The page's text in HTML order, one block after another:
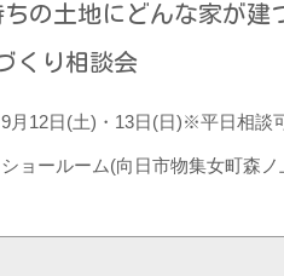
ちの土地にどんな家が建
くり相談会
9月12日(土)・13日(日)※平日相談
ショールーム(向日市物集女町森ノ